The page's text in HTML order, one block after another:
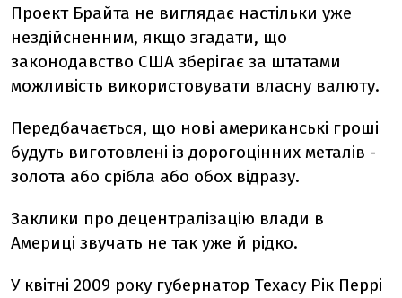
Проект Брайта не виглядає настільки уже
нездійсненним, якщо згадати, що
законодавство США зберігає за штатами
можливість використовувати власну валюту.
Передбачається, що нові американські гроші
будуть виготовлені із дорогоцінних металів -
золота або срібла або обох відразу.
Заклики про децентралізацію влади в
Америці звучать не так уже й рідко.
У квітні 2009 року губернатор Техасу Рік Перрі